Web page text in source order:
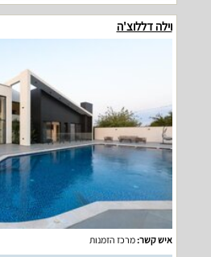
וילה דללוצ'ה
איש קשר:מרכז הזמנות